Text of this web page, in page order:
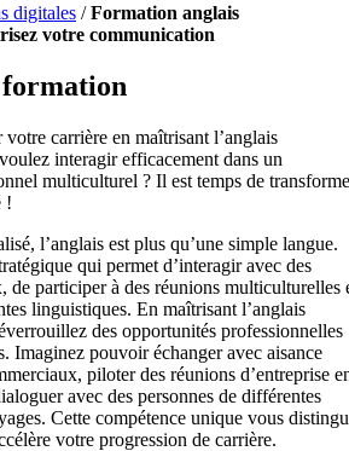
digitales /Formation anglais
votre communication
formation
votre carrière en maîtrisant l’anglais
interagir efficacement dans un
multiculturel ? Il est temps de
!
l’anglais est plus qu’une simple langue.
qui permet d’interagir avec des
de participer à des réunions multiculturelles
linguistiques. En maîtrisant l’anglais
des opportunités professionnelles
Imaginez pouvoir échanger avec aisance
piloter des réunions d’entreprise
avec des personnes de différentes
Cette compétence unique vous
votre progression de carrière.